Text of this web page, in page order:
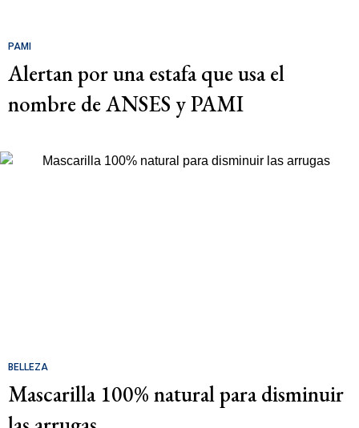
PAMI
Alertan por una estafa que usa el
nombre de ANSES y PAMI
BELLEZA
Mascarilla 100% natural para disminuir